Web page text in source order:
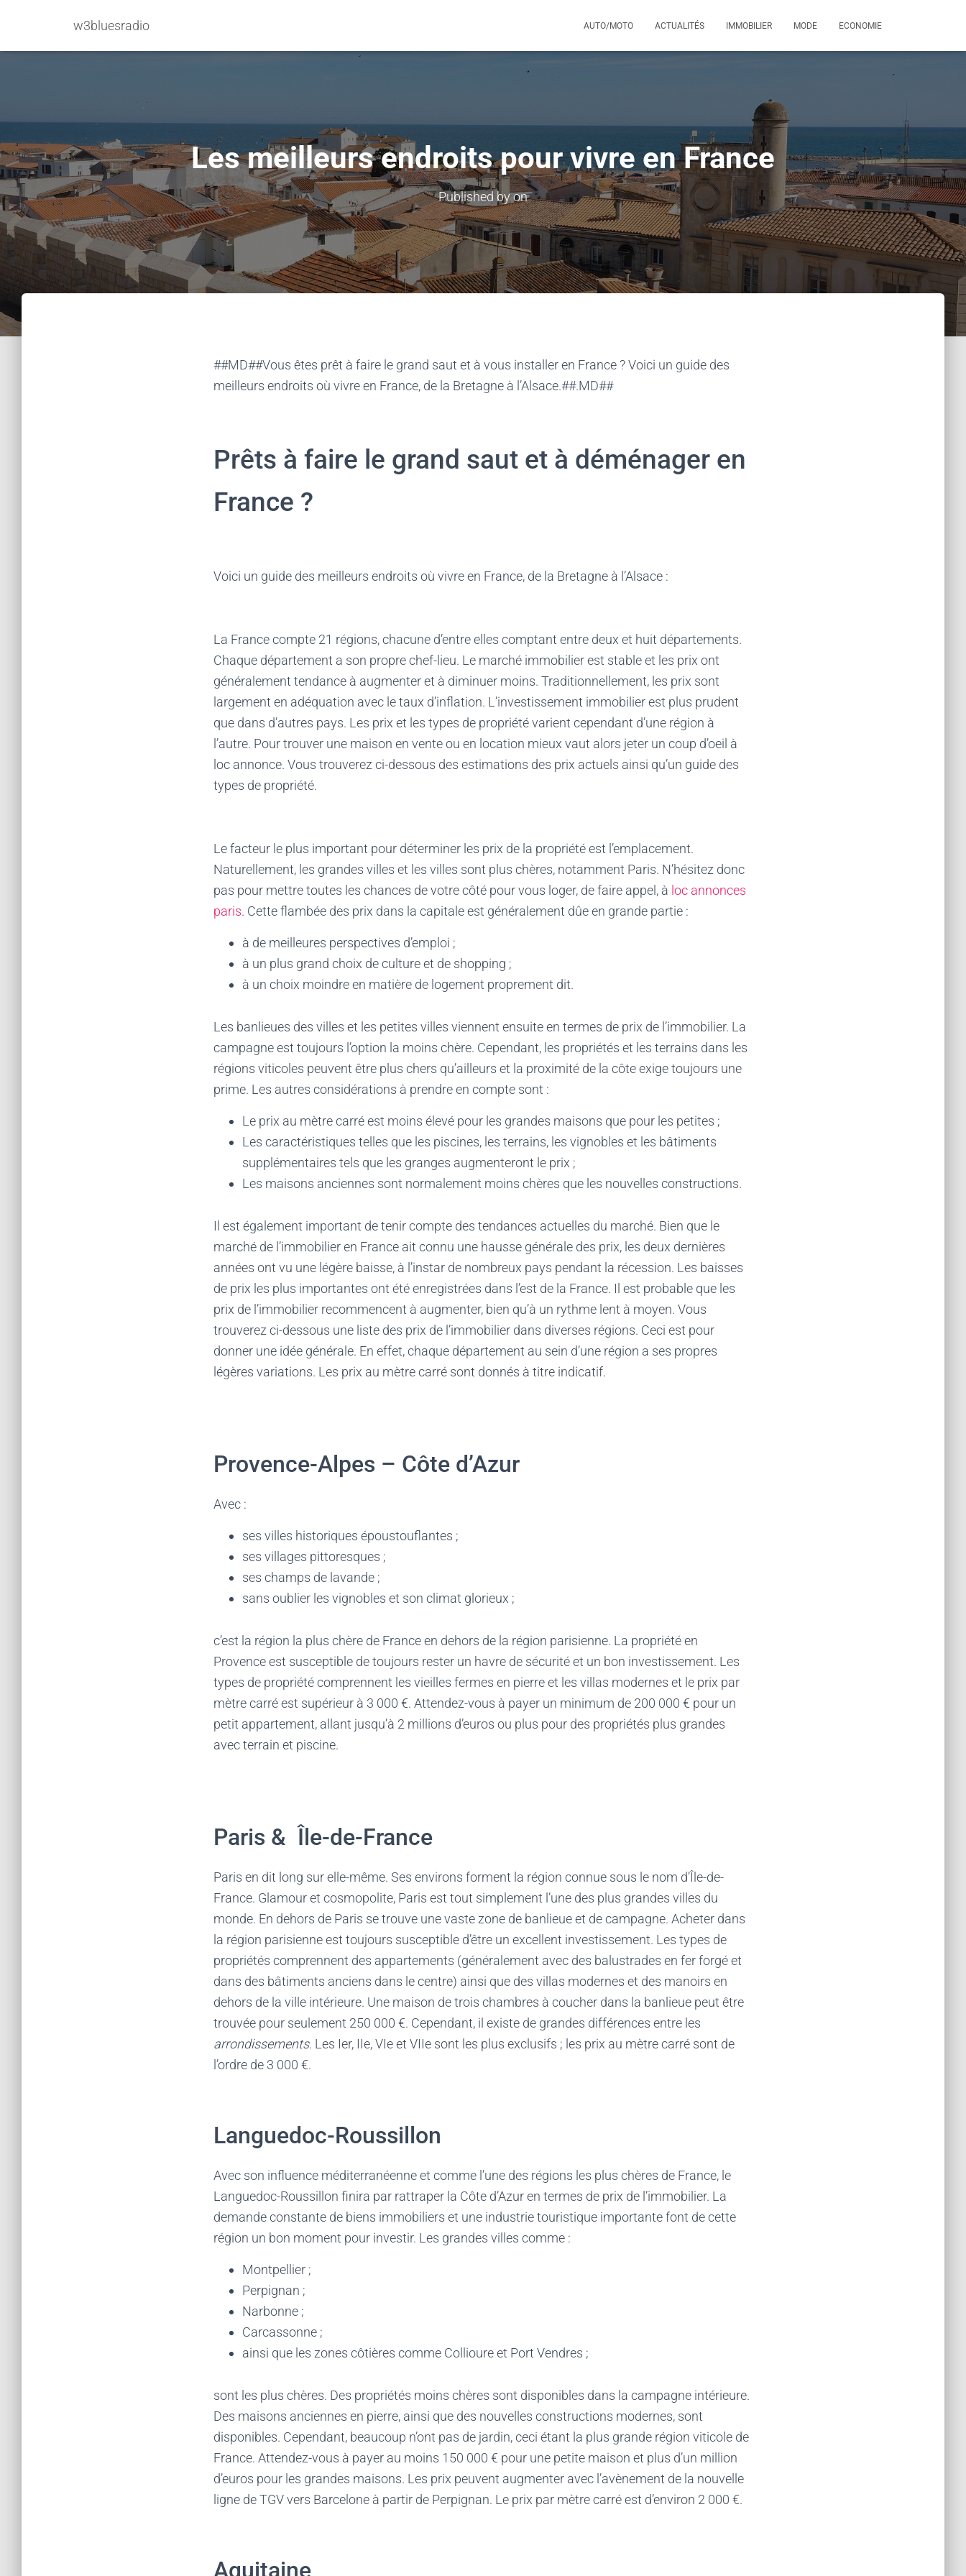
w3bluesradio AUTO/MOTO ACTUALITÉS IMMOBILIER MODE ECONOMIE
Les meilleurs endroits pour vivre en France
Published byon
##MD##Vous êtes prêt à faire le grand saut et à vous installer en France ? Voici un guide des
meilleurs endroits où vivre en France, de la Bretagne à l’Alsace.##.MD##
Prêts à faire le grand saut et à déménager en
France ?
Voici un guide des meilleurs endroits où vivre en France, de la Bretagne à l’Alsace :
La France compte 21 régions, chacune d’entre elles comptant entre deux et huit départements.
Chaque département a son propre chef-lieu. Le marché immobilier est stable et les prix ont
généralement tendance à augmenter et à diminuer moins. Traditionnellement, les prix sont
largement en adéquation avec le taux d’inflation. L’investissement immobilier est plus prudent
que dans d’autres pays. Les prix et les types de propriété varient cependant d’une région à
l’autre. Pour trouver une maison en vente ou en location mieux vaut alors jeter un coup d’oeil à
loc annonce. Vous trouverez ci-dessous des estimations des prix actuels ainsi qu’un guide des
types de propriété.
Le facteur le plus important pour déterminer les prix de la propriété est l’emplacement.
Naturellement, les grandes villes et les villes sont plus chères, notamment Paris. N’hésitez donc
pas pour mettre toutes les chances de votre côté pour vous loger, de faire appel, à loc annonces
paris. Cette flambée des prix dans la capitale est généralement dûe en grande partie :
à de meilleures perspectives d’emploi ;
à un plus grand choix de culture et de shopping ;
à un choix moindre en matière de logement proprement dit.
Les banlieues des villes et les petites villes viennent ensuite en termes de prix de l’immobilier. La
campagne est toujours l’option la moins chère. Cependant, les propriétés et les terrains dans les
régions viticoles peuvent être plus chers qu’ailleurs et la proximité de la côte exige toujours une
prime. Les autres considérations à prendre en compte sont :
Le prix au mètre carré est moins élevé pour les grandes maisons que pour les petites ;
Les caractéristiques telles que les piscines, les terrains, les vignobles et les bâtiments
supplémentaires tels que les granges augmenteront le prix ;
Les maisons anciennes sont normalement moins chères que les nouvelles constructions.
Il est également important de tenir compte des tendances actuelles du marché. Bien que le
marché de l’immobilier en France ait connu une hausse générale des prix, les deux dernières
années ont vu une légère baisse, à l’instar de nombreux pays pendant la récession. Les baisses
de prix les plus importantes ont été enregistrées dans l’est de la France. Il est probable que les
prix de l’immobilier recommencent à augmenter, bien qu’à un rythme lent à moyen. Vous
trouverez ci-dessous une liste des prix de l’immobilier dans diverses régions. Ceci est pour
donner une idée générale. En effet, chaque département au sein d’une région a ses propres
légères variations. Les prix au mètre carré sont donnés à titre indicatif.
Provence-Alpes – Côte d’Azur
Avec :
ses villes historiques époustouflantes ;
ses villages pittoresques ;
ses champs de lavande ;
sans oublier les vignobles et son climat glorieux ;
c’est la région la plus chère de France en dehors de la région parisienne. La propriété en
Provence est susceptible de toujours rester un havre de sécurité et un bon investissement. Les
types de propriété comprennent les vieilles fermes en pierre et les villas modernes et le prix par
mètre carré est supérieur à 3 000 €. Attendez-vous à payer un minimum de 200 000 € pour un
petit appartement, allant jusqu’à 2 millions d’euros ou plus pour des propriétés plus grandes
avec terrain et piscine.
Paris & Île-de-France
Paris en dit long sur elle-même. Ses environs forment la région connue sous le nom d’Île-de-
France. Glamour et cosmopolite, Paris est tout simplement l’une des plus grandes villes du
monde. En dehors de Paris se trouve une vaste zone de banlieue et de campagne. Acheter dans
la région parisienne est toujours susceptible d’être un excellent investissement. Les types de
propriétés comprennent des appartements (généralement avec des balustrades en fer forgé et
dans des bâtiments anciens dans le centre) ainsi que des villas modernes et des manoirs en
dehors de la ville intérieure. Une maison de trois chambres à coucher dans la banlieue peut être
trouvée pour seulement 250 000 €. Cependant, il existe de grandes différences entre les
arrondissements. Les Ier, IIe, VIe et VIIe sont les plus exclusifs ; les prix au mètre carré sont de
l’ordre de 3 000 €.
Languedoc-Roussillon
Avec son influence méditerranéenne et comme l’une des régions les plus chères de France, le
Languedoc-Roussillon finira par rattraper la Côte d’Azur en termes de prix de l’immobilier. La
demande constante de biens immobiliers et une industrie touristique importante font de cette
région un bon moment pour investir. Les grandes villes comme :
Montpellier ;
Perpignan ;
Narbonne ;
Carcassonne ;
ainsi que les zones côtières comme Collioure et Port Vendres ;
sont les plus chères. Des propriétés moins chères sont disponibles dans la campagne intérieure.
Des maisons anciennes en pierre, ainsi que des nouvelles constructions modernes, sont
disponibles. Cependant, beaucoup n’ont pas de jardin, ceci étant la plus grande région viticole de
France. Attendez-vous à payer au moins 150 000 € pour une petite maison et plus d’un million
d’euros pour les grandes maisons. Les prix peuvent augmenter avec l’avènement de la nouvelle
ligne de TGV vers Barcelone à partir de Perpignan. Le prix par mètre carré est d’environ 2 000 €.
Aquitaine